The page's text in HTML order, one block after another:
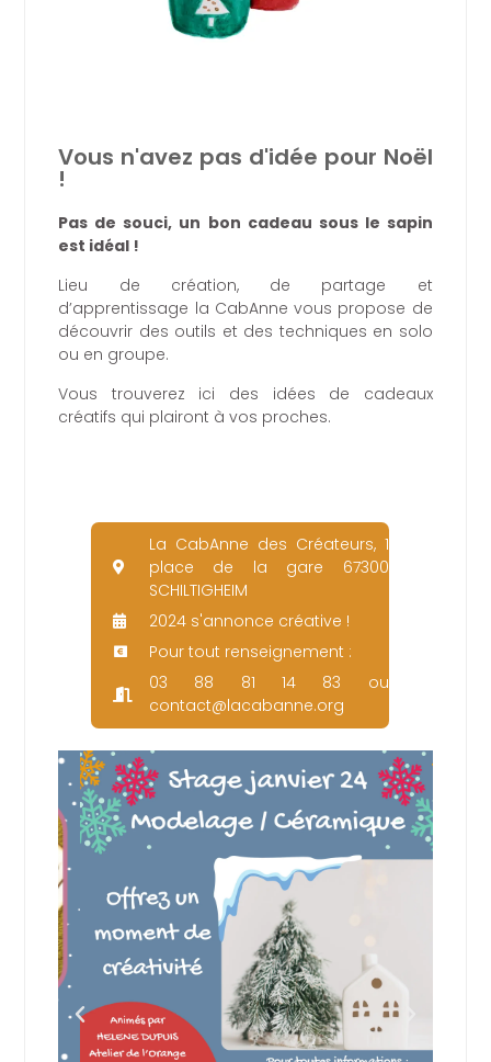
Vous n'avez pas d'idée pour Noël
!
Pas de souci, un bon cadeau sous le sapin
est idéal !
Lieu de création, de partage et
d’apprentissage la CabAnne vous propose de
découvrir des outils et des techniques en solo
ou en groupe.
Vous trouverez ici des idées de cadeaux
créatifs qui plairont à vos proches.
La CabAnne des Créateurs, 1
place de la gare 67300
SCHILTIGHEIM
2024 s'annonce créative !
Pour tout renseignement :
03 88 81 14 83 ou
contact@lacabanne.org